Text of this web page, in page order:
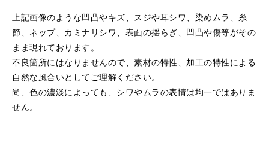
上記画像のような凹凸やキズ、スジや耳シワ、染めムラ、糸
節、ネップ、カミナリシワ、表面の揺らぎ、凹凸や傷等がその
まま現れております。
不良箇所にはなりませんので、素材の特性、加工の特性による
自然な風合いとしてご理解ください。
尚、色の濃淡によっても、シワやムラの表情は均一ではありま
せん。